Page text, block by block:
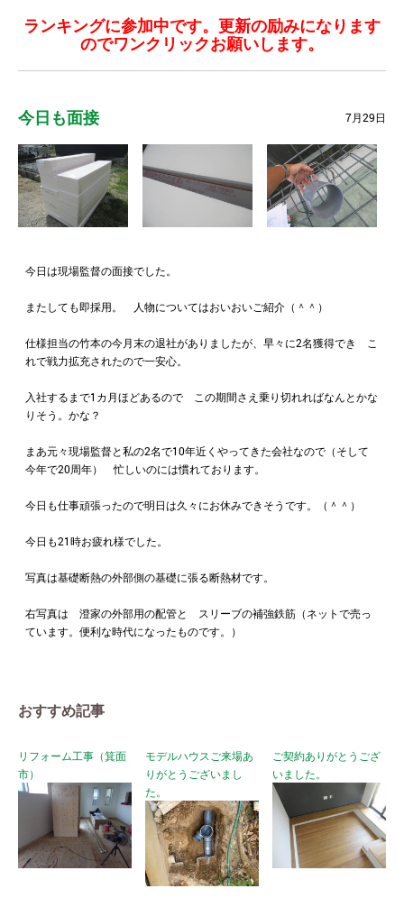
ランキングに参加中です。更新の励みになります
のでワンクリックお願いします。
今日も面接 7月29日
今日は現場監督の面接でした。
またしても即採用。 人物についてはおいおいご紹介（＾＾）
仕様担当の竹本の今月末の退社がありましたが、早々に2名獲得でき こ
れで戦力拡充されたので一安心。
入社するまで1カ月ほどあるので この期間さえ乗り切れればなんとかな
りそう。かな？
まあ元々現場監督と私の2名で10年近くやってきた会社なので（そして
今年で20周年） 忙しいのには慣れております。
今日も仕事頑張ったので明日は久々にお休みできそうです。（＾＾）
今日も21時お疲れ様でした。
写真は基礎断熱の外部側の基礎に張る断熱材です。
右写真は 澄家の外部用の配管と スリーブの補強鉄筋（ネットで売っ
ています。便利な時代になったものです。）
おすすめ記事
リフォーム工事（箕面
市）
モデルハウスご来場あ
りがとうございまし
た。
ご契約ありがとうござ
いました。